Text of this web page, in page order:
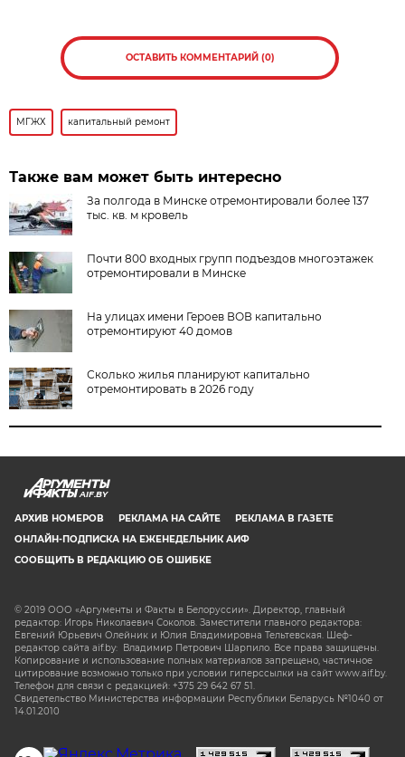
ОСТАВИТЬ КОММЕНТАРИЙ (0)
МГЖХ капитальный ремонт
Также вам может быть интересно
За полгода в Минске отремонтировали более 137
тыс. кв. м кровель
Почти 800 входных групп подъездов многоэтажек
отремонтировали в Минске
На улицах имени Героев ВОВ капитально
отремонтируют 40 домов
Сколько жилья планируют капитально
отремонтировать в 2026 году
AIF.BY
АРХИВ НОМЕРОВ РЕКЛАМА НА САЙТЕ
РЕКЛАМА В ГАЗЕТЕ
ОНЛАЙН-ПОДПИСКА НА ЕЖЕНЕДЕЛЬНИК АИФ
СООБЩИТЬ В РЕДАКЦИЮ ОБ ОШИБКЕ
© 2019 ООО «Аргументы и Факты в Белоруссии». Директор, главный
редактор: Игорь Николаевич Соколов. Заместители главного редактора:
Евгений Юрьевич Олейник и Юлия Владимировна Тельтевская. Шеф-
редактор сайта aif.by: Владимир Петрович Шарпило. Все права защищены.
Копирование и использование полных материалов запрещено, частичное
цитирование возможно только при условии гиперссылки на сайт www.aif.by.
Телефон для связи с редакцией: +375 29 642 67 51.
Свидетельство Министерства информации Республики Беларусь №1040 от
14.01.2010